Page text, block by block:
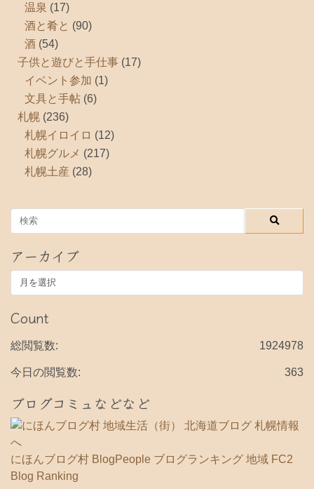
温泉 (17)
酒と肴と (90)
酒 (54)
子供と遊びと手仕事 (17)
イベント参加 (1)
文具と手帖 (6)
札幌 (236)
札幌イロイロ (12)
札幌グルメ (217)
札幌土産 (28)
アーカイブ
ー
カ
ブ
Count
1924978
総閲覧数:
363
今日の閲覧数:
ブログコミュなどなど
にほんブログ村 BlogPeople ブログランキング 地域 FC2
Blog Ranking